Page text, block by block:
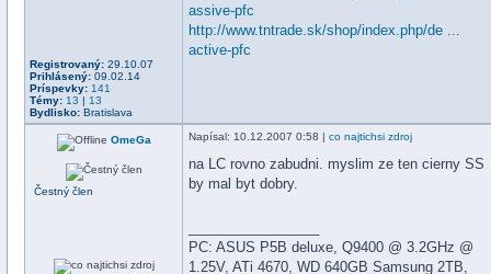
Registrovaný: 29.10.07
Prihlásený: 09.02.14
Príspevky: 141
Témy: 13 | 13
Bydlisko: Bratislava
assive-pfc
http://www.tntrade.sk/shop/index.php/de ...
active-pfc
OmeGa
Čestný člen
Napísal: 10.12.2007 0:58 | co najtichsi zdroj
na LC rovno zabudni. myslim ze ten cierny SS
by mal byt dobry.
PC: ASUS P5B deluxe, Q9400 @ 3.2GHz @
1.25V, ATi 4670, WD 640GB Samsung 2TB,